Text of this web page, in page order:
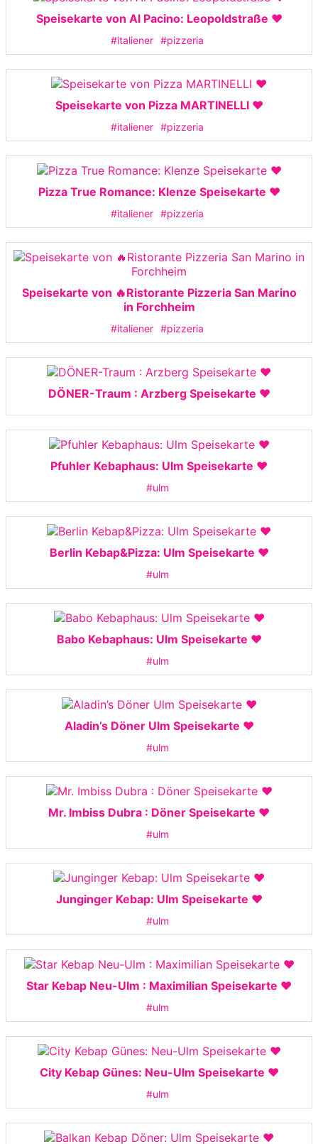
Speisekarte von Al Pacino: Leopoldstraße ❤️
#italiener #pizzeria
Speisekarte von Pizza MARTINELLI ❤️
#italiener #pizzeria
Pizza True Romance: Klenze Speisekarte ❤️
#italiener #pizzeria
Speisekarte von 🔥Ristorante Pizzeria San Marino
in Forchheim
#italiener #pizzeria
DÖNER-Traum : Arzberg Speisekarte ❤️
Pfuhler Kebaphaus: Ulm Speisekarte ❤️
#ulm
Berlin Kebap&Pizza: Ulm Speisekarte ❤️
#ulm
Babo Kebaphaus: Ulm Speisekarte ❤️
#ulm
Aladin’s Döner Ulm Speisekarte ❤️
#ulm
Mr. Imbiss Dubra : Döner Speisekarte ❤️
#ulm
Junginger Kebap: Ulm Speisekarte ❤️
#ulm
Star Kebap Neu-Ulm : Maximilian Speisekarte ❤️
#ulm
City Kebap Günes: Neu-Ulm Speisekarte ❤️
#ulm